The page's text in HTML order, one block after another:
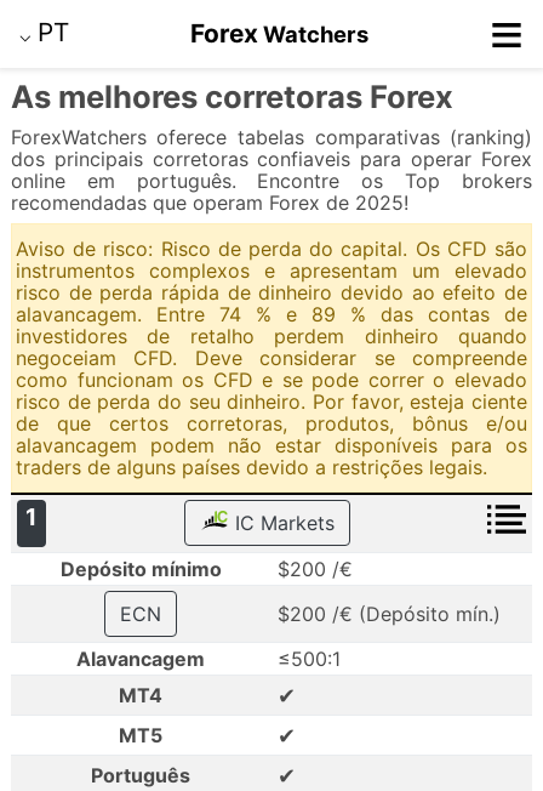
⌵ PT ForexWatchers ≡
As melhores corretoras Forex
ForexWatchers oferece tabelas comparativas (ranking)
dos principais corretoras confiaveis para operar Forex
online em português. Encontre os Top brokers
recomendadas que operam Forex de 2025!
Aviso de risco: Risco de perda do capital. Os CFD são
instrumentos complexos e apresentam um elevado
risco de perda rápida de dinheiro devido ao efeito de
alavancagem. Entre 74 % e 89 % das contas de
investidores de retalho perdem dinheiro quando
negoceiam CFD. Deve considerar se compreende
como funcionam os CFD e se pode correr o elevado
risco de perda do seu dinheiro. Por favor, esteja ciente
de que certos corretoras, produtos, bônus e/ou
alavancagem podem não estar disponíveis para os
traders de alguns países devido a restrições legais.
1
IC Markets
Depósito mínimo
$200 /€
ECN
$200 /€ (Depósito mín.)
Alavancagem
≤500:1
MT4
✔
MT5 ✔
Português ✔